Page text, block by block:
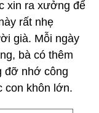
xin ra xưởng để
rất nhẹ
già. Mỗi ngày
bà có thêm
đỡ nhớ công
con khôn lớn.